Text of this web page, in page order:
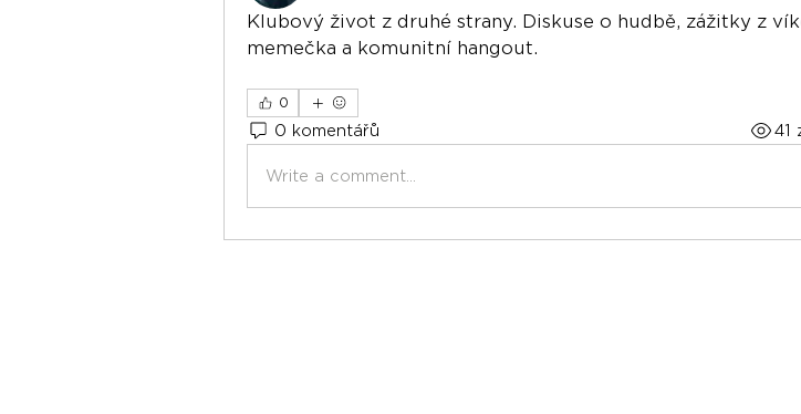
Klubový život z druhé strany. Diskuse o hudbě, zážitky z
memečka a komunitní hangout.
0
0 komentářů 41
Write a comment...